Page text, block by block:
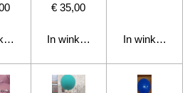
€ 35,00
In winkelwagen In